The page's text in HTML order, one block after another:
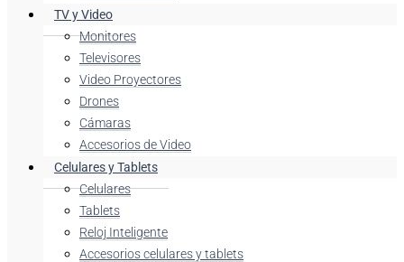
TV y Video
Monitores
Televisores
Video Proyectores
Drones
Cámaras
Accesorios de Video
Celulares y Tablets
Celulares
Tablets
Reloj Inteligente
Accesorios celulares y tablets